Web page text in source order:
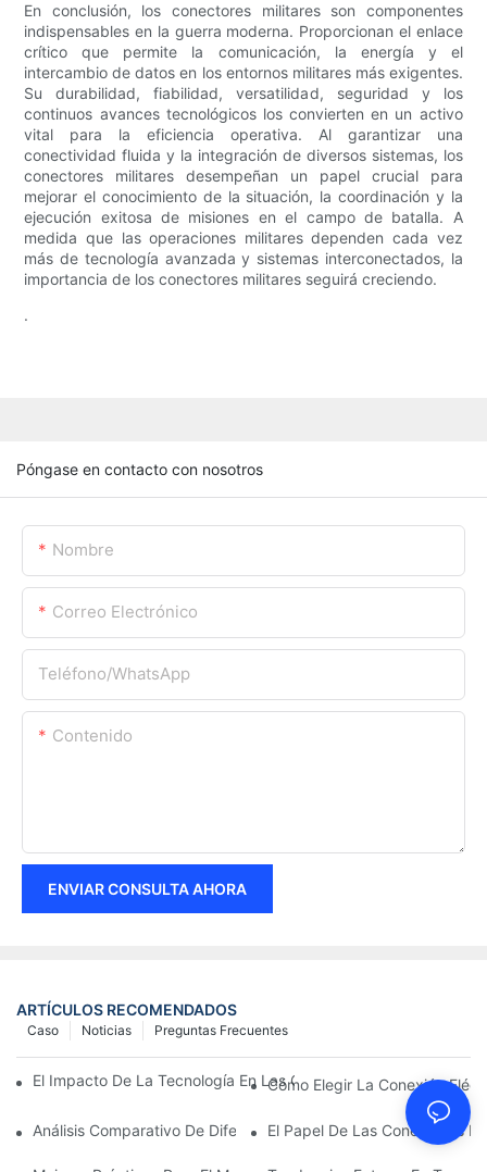
En conclusión, los conectores militares son componentes
indispensables en la guerra moderna. Proporcionan el enlace
crítico que permite la comunicación, la energía y el
intercambio de datos en los entornos militares más exigentes.
Su durabilidad, fiabilidad, versatilidad, seguridad y los
continuos avances tecnológicos los convierten en un activo
vital para la eficiencia operativa. Al garantizar una
conectividad fluida y la integración de diversos sistemas, los
conectores militares desempeñan un papel crucial para
mejorar el conocimiento de la situación, la coordinación y la
ejecución exitosa de misiones en el campo de batalla. A
medida que las operaciones militares dependen cada vez
más de tecnología avanzada y sistemas interconectados, la
importancia de los conectores militares seguirá creciendo.
.
Póngase en contacto con nosotros
Nombre
Correo Electrónico
Teléfono/WhatsApp
Contenido
ENVIAR CONSULTA AHORA
ARTÍCULOS RECOMENDADOS
Preguntas Frecuentes
Noticias
Caso
El Impacto De La Tecnología En Las Conexiones Eléctricas En
Cómo Elegir La Conexión
Análisis Comparativo De Diferentes Tipos De Conexiones
El Papel De Las Conexiones